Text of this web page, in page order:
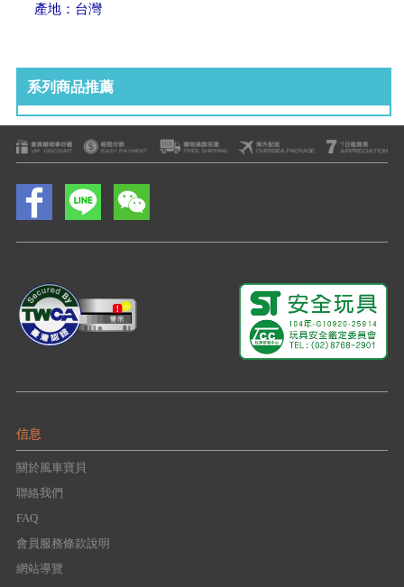
產地：台灣
系列商品推薦
信息
關於風車寶貝
聯絡我們
FAQ
會員服務條款說明
網站導覽